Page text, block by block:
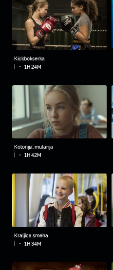
Kickbokserka
|
• 1H 24M
Kolonija: mularija
• 1H 42M
Kraljica smeha
|
• 1H 34M